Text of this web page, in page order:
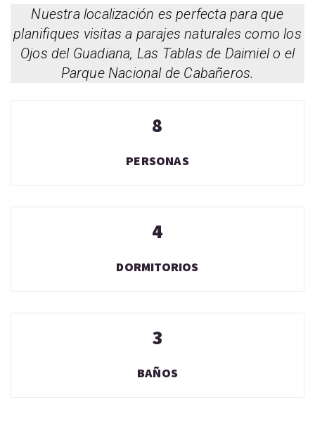
Nuestra localización es perfecta para que
planifiques visitas a parajes naturales como los
Ojos del Guadiana, Las Tablas de Daimiel o el
Parque Nacional de Cabañeros.
8
PERSONAS
4
DORMITORIOS
3
BAÑOS